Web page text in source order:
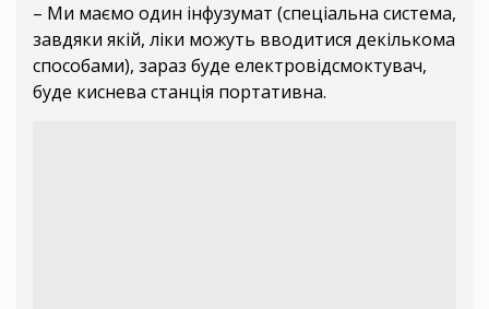
– Ми маємо один інфузумат (спеціальна система,
завдяки якій, ліки можуть вводитися декількома
способами), зараз буде електровідсмоктувач,
буде киснева станція портативна.